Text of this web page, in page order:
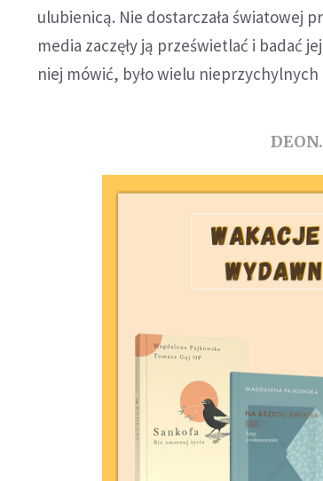
ulubienicą. Nie dostarczała światowej
media zaczęły ją prześwietlać i badać
niej mówić, było wielu